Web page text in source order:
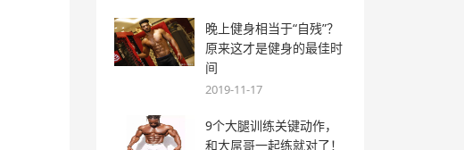
晚上健身相当于“自残”？
原来这才是健身的最佳时
间
2019-11-17
9个大腿训练关键动作，
和大屌哥一起练就对了！